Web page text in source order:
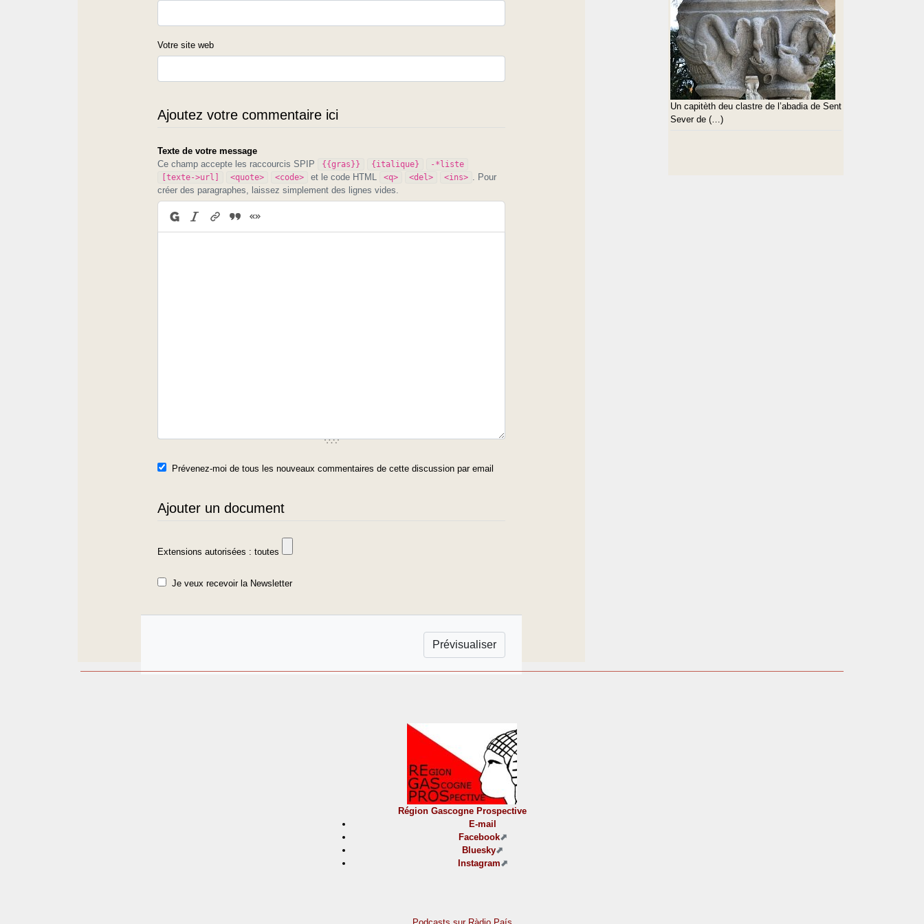
Votre site web
Ajoutez votre commentaire ici
Texte de votre message
Ce champ accepte les raccourcis SPIP
{{gras}} {italique}
-*liste
[texte->url]
<quote> <code> et le code HTML <q> <del> <ins>
. Pour
créer des paragraphes, laissez simplement des lignes vides.
Prévenez-moi de tous les nouveaux commentaires de cette discussion par email
Ajouter un document
Extensions autorisées : toutes
Je veux recevoir la Newsletter
Un capitèth deu clastre de l’abadia de Sent
Sever de (…)
Région Gascogne Prospective
E-mail
Facebook
Bluesky
Instagram